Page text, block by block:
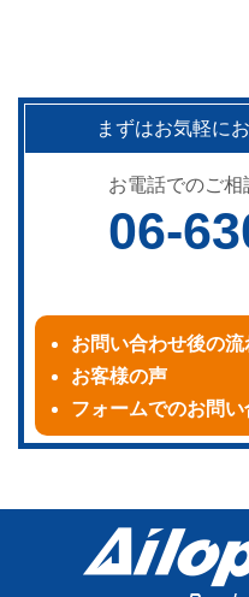
まずはお気軽に
お電話でのご
06-
お問い合わせ後の流
お客様の声
フォームでのお問い